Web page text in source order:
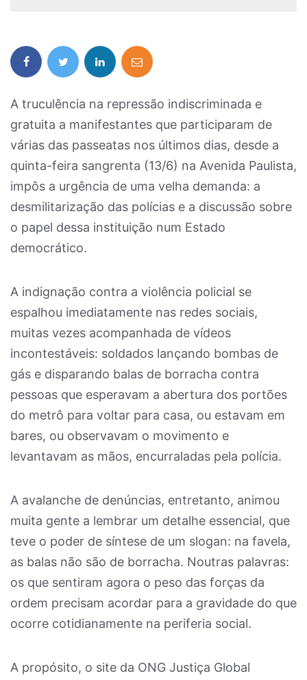
A truculência na repressão indiscriminada e
gratuita a manifestantes que participaram de
várias das passeatas nos últimos dias, desde a
quinta-feira sangrenta (13/6) na Avenida Paulista,
impôs a urgência de uma velha demanda: a
desmilitarização das polícias e a discussão sobre
o papel dessa instituição num Estado
democrático.
A indignação contra a violência policial se
espalhou imediatamente nas redes sociais,
muitas vezes acompanhada de vídeos
incontestáveis: soldados lançando bombas de
gás e disparando balas de borracha contra
pessoas que esperavam a abertura dos portões
do metrô para voltar para casa, ou estavam em
bares, ou observavam o movimento e
levantavam as mãos, encurraladas pela polícia.
A avalanche de denúncias, entretanto, animou
muita gente a lembrar um detalhe essencial, que
teve o poder de síntese de um slogan: na favela,
as balas não são de borracha. Noutras palavras:
os que sentiram agora o peso das forças da
ordem precisam acordar para a gravidade do que
ocorre cotidianamente na periferia social.
A propósito, o site da ONG Justiça Global